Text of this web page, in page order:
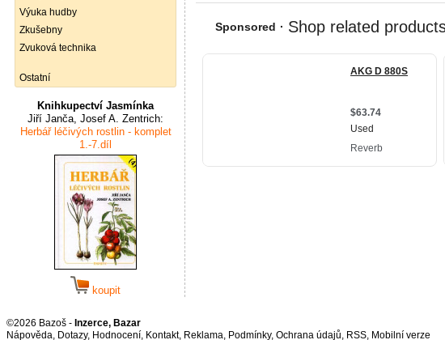
Výuka hudby
Zkušebny
Zvuková technika
Ostatní
Knihkupectví Jasmínka
Jiří Janča, Josef A. Zentrich:
Herbář léčivých rostlin - komplet
1.-7.díl
koupit
©2026 Bazoš - Inzerce, Bazar
Nápověda, Dotazy, Hodnocení, Kontakt, Reklama, Podmínky, Ochrana údajů, RSS,